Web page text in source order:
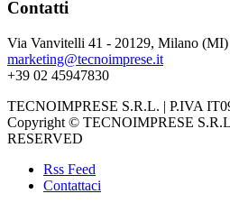
Contatti
Via Vanvitelli 41 - 20129, Milano (MI)
marketing@tecnoimprese.it
+39 02 45947830
TECNOIMPRESE S.R.L. | P.IVA
Copyright © TECNOIMPRESE
RESERVED
Rss Feed
Contattaci